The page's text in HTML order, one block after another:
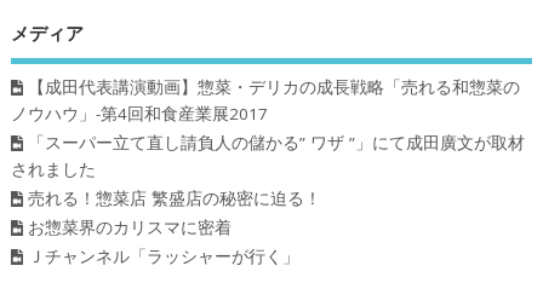
メディア
【成田代表講演動画】惣菜・デリカの成長戦略「売れる和惣菜の
ノウハウ」-第4回和食産業展2017
「スーパー立て直し請負人の儲かる” ワザ ”」にて成田廣文が取材
されました
売れる！惣菜店 繁盛店の秘密に迫る！
お惣菜界のカリスマに密着
Ｊチャンネル「ラッシャーが行く」